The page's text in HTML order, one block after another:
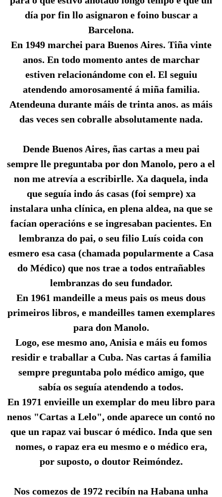
día por fin llo asignaron e foino buscar a
Barcelona.
En 1949 marchei para Buenos Aires. Tiña vinte
anos. En todo momento antes de marchar
estiven relacionándome con el. El seguiu
atendendo amorosamenté á miña familia.
Atendeuna durante máis de trinta anos. as máis
das veces sen cobralle absolutamente nada.
Dende Buenos Aires, ñas cartas a meu pai
sempre lle preguntaba por don Manolo, pero a el
non me atrevía a escribirlle. Xa daquela, inda
que seguía indo ás casas (foi sempre) xa
instalara unha clínica, en plena aldea, na que se
facían operacións e se ingresaban pacientes. En
lembranza do pai, o seu filio Luís coida con
esmero esa casa (chamada popularmente a Casa
do Médico) que nos trae a todos entrañables
lembranzas do seu fundador.
En 1961 mandeille a meus pais os meus dous
primeiros libros, e mandeilles tamen exemplares
para don Manolo.
Logo, ese mesmo ano, Anisia e máis eu fomos
residir e traballar a Cuba. Nas cartas á familia
sempre preguntaba polo médico amigo, que
sabía os seguía atendendo a todos.
En 1971 envieille un exemplar do meu libro para
nenos "Cartas a Lelo", onde aparece un contó no
que un rapaz vai buscar ó médico. Inda que sen
nomes, o rapaz era eu mesmo e o médico era,
por suposto, o doutor Reimóndez.
Nos comezos de 1972 recibín na Habana unha